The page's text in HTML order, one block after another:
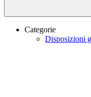
Categorie
Disposizioni